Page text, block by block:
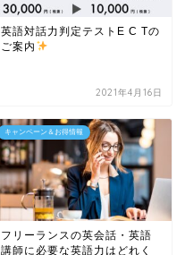
英語対話力判定テストE C Tの
ご案内
2021年4月16日
キャンペーン＆お得情報
フリーランスの英会話・英語
講師に必要な英語力はどれく